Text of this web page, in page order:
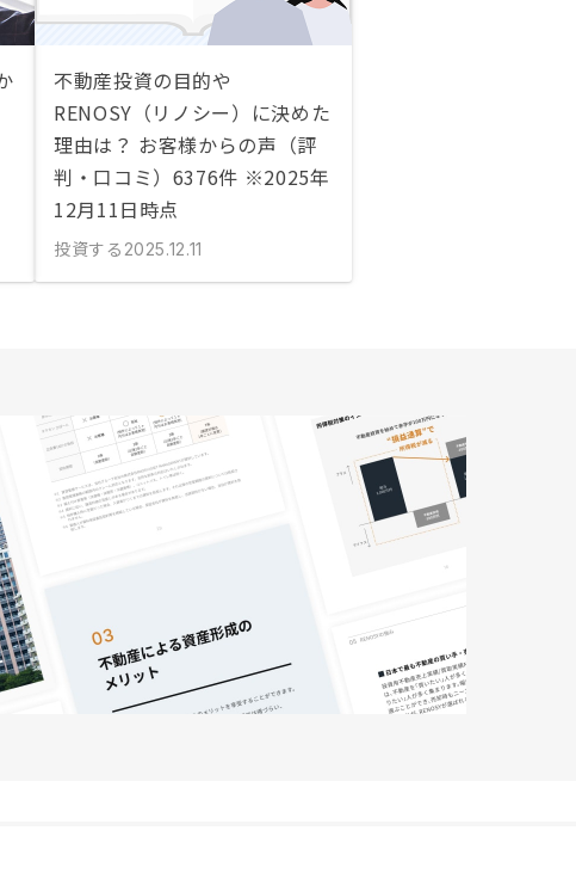
不動産投資の目的や
RENOSY（リノシー）に決めた
理由は？ お客様からの声（評
判・口コミ）6376件 ※2025年
12月11日時点
投資する 2025.12.11